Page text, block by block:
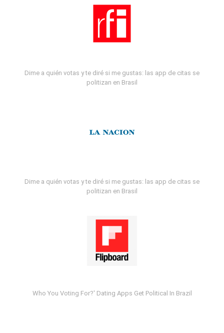
Dime a quién votas y te diré si me gustas: las app de citas se
politizan en Brasil
Dime a quién votas y te diré si me gustas: las app de citas se
politizan en Brasil
Who You Voting For?' Dating Apps Get Political In Brazil